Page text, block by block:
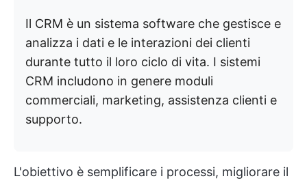
Il CRM è un sistema software che gestisce e
analizza i dati e le interazioni dei clienti
durante tutto il loro ciclo di vita. I sistemi
CRM includono in genere moduli
commerciali, marketing, assistenza clienti e
supporto.
L'obiettivo è semplificare i processi, migliorare il